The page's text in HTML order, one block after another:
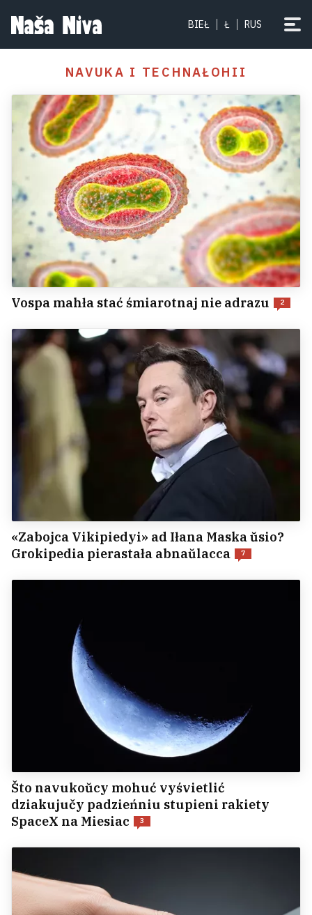
BIEŁ Ł RUS
NAVUKA I TECHNAŁOHII
Vospa mahła stać śmiarotnaj nie adrazu 2
«Zabojca Vikipiedyi» ad Iłana Maska ŭsio?
Grokipedia pierastała abnaŭlacca
7
Što navukoŭcy mohuć vyśvietlić
dziakujučy padzieńniu stupieni rakiety
SpaceX na Miesiac
3